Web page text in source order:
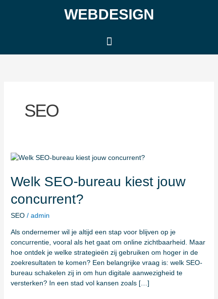
WEBDESIGN
SEO
Welk SEO-bureau kiest jouw
concurrent?
SEO/ admin
Als ondernemer wil je altijd een stap voor blijven op je
concurrentie, vooral als het gaat om online zichtbaarheid. Maar
hoe ontdek je welke strategieën zij gebruiken om hoger in de
zoekresultaten te komen? Een belangrijke vraag is: welk SEO-
bureau schakelen zij in om hun digitale aanwezigheid te
versterken? In een stad vol kansen zoals […]
Welk
bureau
kiest
jouw